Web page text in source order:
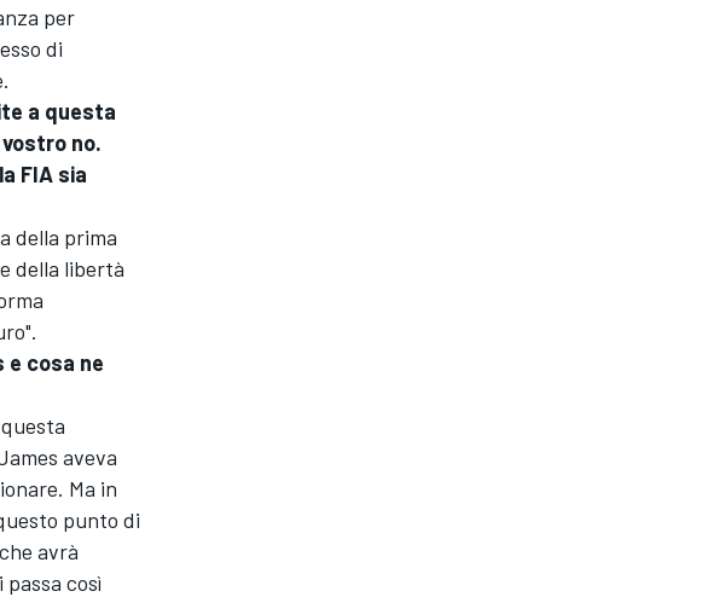
per
di
a questa
no.
FIA sia
della prima
della libertà
e cosa ne
aveva
Ma in
punto di
avrà
così